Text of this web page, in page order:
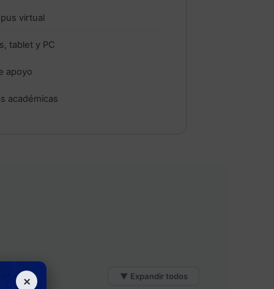
virtual
tablet y PC
apoyo
académicas
▼ Expandir todos
×